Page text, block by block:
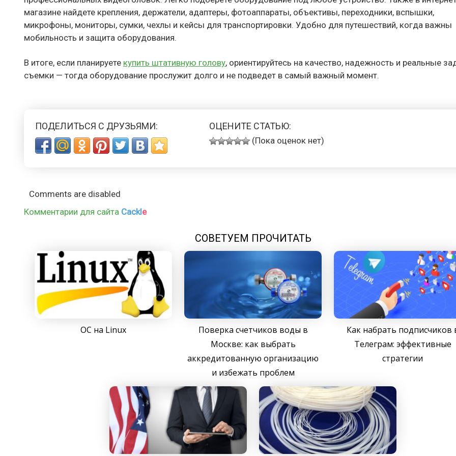
магазине найдете крепления, держатели, адаптеры, фотоаппараты, объективы, переходники, вспышки,
микрофоны, мониторы, сумки, чехлы и кейсы для транспортировки. Удобно для путешествий, когда важны
мобильность и защита оборудования.
В итоге, если планируете купить штативную голову, ориентируйтесь на качество, надежность и реальные
съемки — тогда оборудование прослужит долго и не подведет в самый важный момент.
ПОДЕЛИТЬСЯ С ДРУЗЬЯМИ: ОЦЕНИТЕ СТАТЬЮ:
(Пока оценок нет)
Comments are disabled
Комментарии для сайта Cackle
СОВЕТУЕМ ПРОЧИТАТЬ
ОС на Linux
Поверка счетчиков воды в
Москве: как выбрать
аккредитованную организацию
и избежать проблем
Как набрать подписчиков
Телеграм: эффективные
стратегии